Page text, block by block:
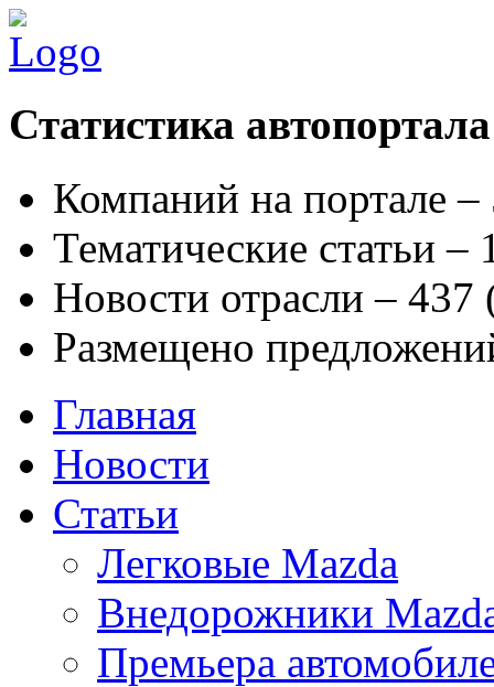
Статистика автопортала
Компаний на портале
Тематические статьи –
Новости отрасли – 437
Размещено
Главная
Новости
Статьи
Легковые Mazda
Внедорожники
Премьера